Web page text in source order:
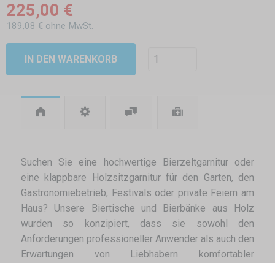
225,00 €
189,08 € ohne MwSt.
IN DEN WARENKORB
Suchen Sie eine hochwertige Bierzeltgarnitur oder
eine klappbare Holzsitzgarnitur für den Garten, den
Gastronomiebetrieb, Festivals oder private Feiern am
Haus? Unsere Biertische und Bierbänke aus Holz
wurden so konzipiert, dass sie sowohl den
Anforderungen professioneller Anwender als auch den
Erwartungen von Liebhabern komfortabler